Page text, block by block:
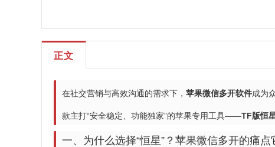
正文
在社交营销与高效沟通的需求下， 苹果微信多开软件成为
款主打“安全稳定、功能独家”的苹果专用工具——TF版恒
一、为什么选择“恒星”？苹果微信多开的痛点